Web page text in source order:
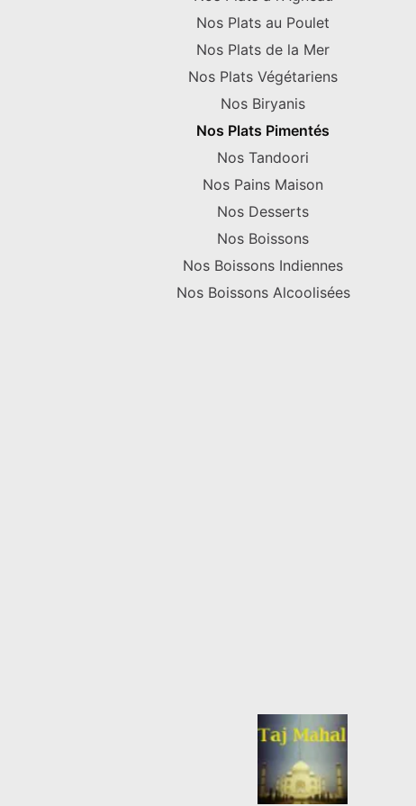
Nos Plats au Poulet
Nos Plats de la Mer
Nos Plats Végétariens
Nos Biryanis
Nos Plats Pimentés
Nos Tandoori
Nos Pains Maison
Nos Desserts
Nos Boissons
Nos Boissons Indiennes
Nos Boissons Alcoolisées